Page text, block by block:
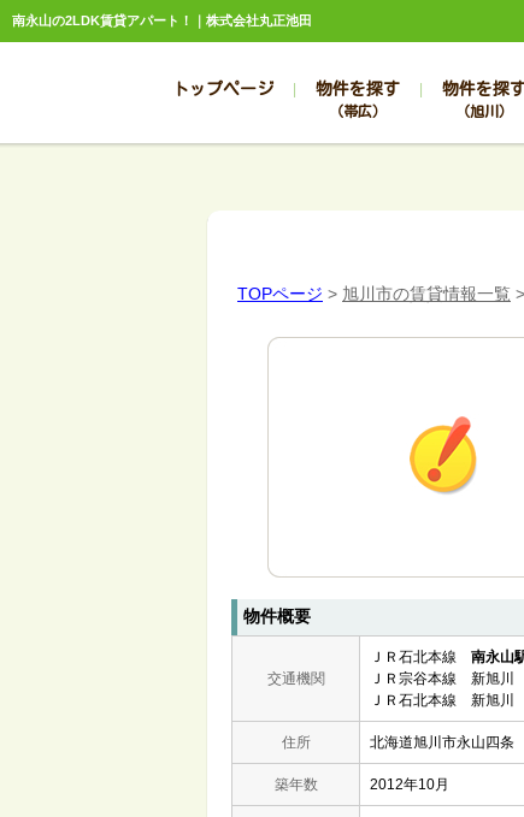
南永山の2LDK賃貸アパート！｜株式会社丸正池田
トップページ 物件を探す
（帯広）
物件を探
（旭川）
TOPページ > 旭川市の賃貸情報一覧 >
物件概要
交通機関
ＪＲ石北本線 南永山
ＪＲ宗谷本線 新旭
ＪＲ石北本線 新旭
住所 北海道旭川市永山四条
築年数 2012年10月